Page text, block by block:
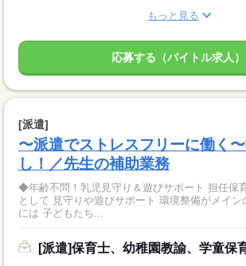
もっと見る
応募する（バイトル求人）
[派遣]
〜派遣でストレスフリーに働く
し！／先生の補助業務
◆年齢不問！乳児見守り＆遊びサポート 担任保
として 見守りや遊びサポート 環境整備がメイン
には 子どもたち...
[派遣]保育士、幼稚園教諭、学童保